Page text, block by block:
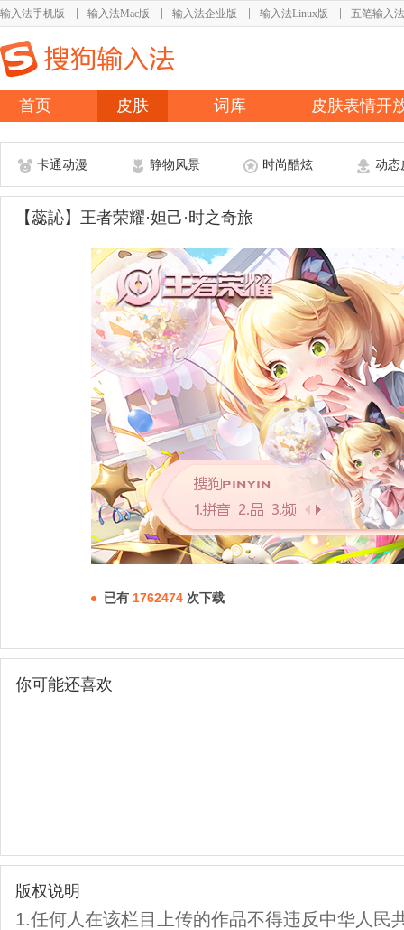
输入法手机版 输入法Mac版 输入法企业版 输入法Linux版 五笔输入法
首页 皮肤 词库 皮肤表情开
卡通动漫 静物风景 时尚酷炫 动态
【蕊訫】王者荣耀·妲己·时之奇旅
已有 1762474 次下载
你可能还喜欢
版权说明
1.任何人在该栏目上传的作品不得违反中华人民